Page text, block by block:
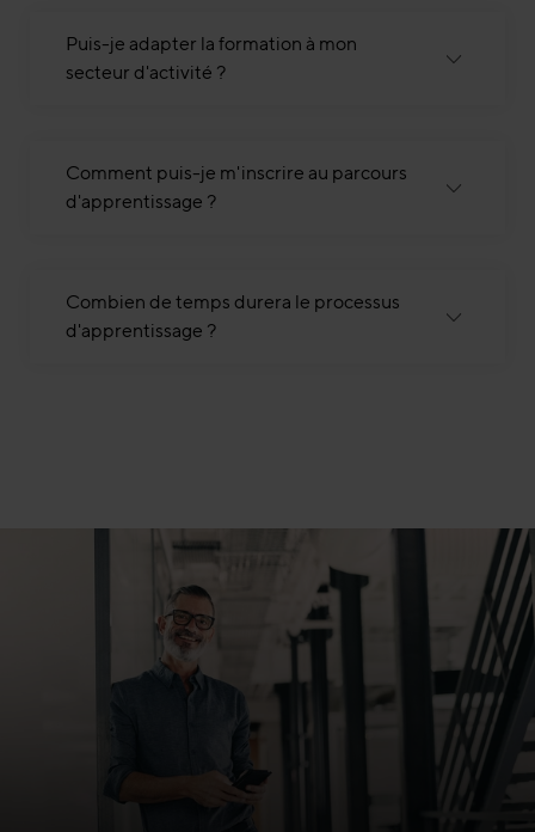
Puis-je adapter la formation à mon
secteur d'activité ?
Comment puis-je m'inscrire au parcours
d'apprentissage ?
Combien de temps durera le processus
d'apprentissage ?